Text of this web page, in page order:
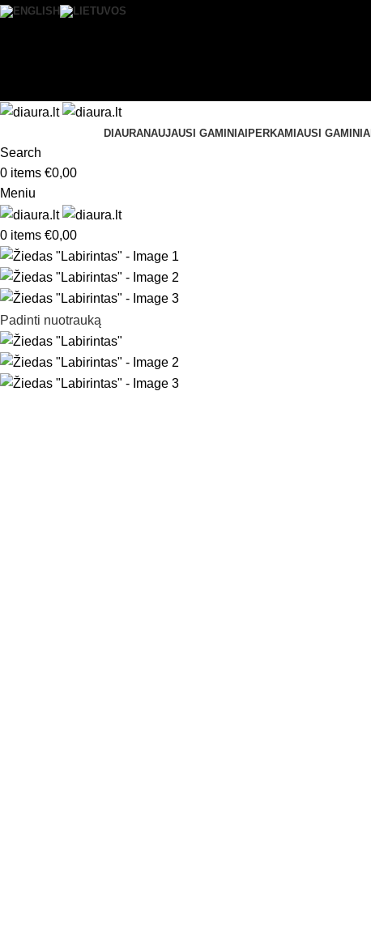
DIAURANAUJAUSI GAMINIAI PERKAMIAUSI GAMINIAI
Search
0 items €0,00
Meniu
0 items €0,00
Padinti nuotrauką